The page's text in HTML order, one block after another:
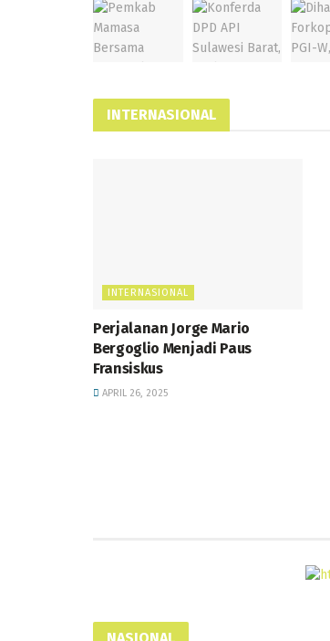
INTERNASIONAL
INTERNASIONAL
Perjalanan Jorge Mario
Bergoglio Menjadi Paus
Fransiskus
APRIL 26, 2025